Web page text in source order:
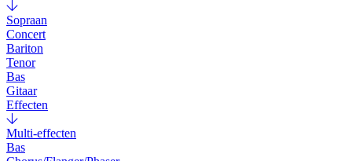
Sopraan
Concert
Bariton
Tenor
Bas
Gitaar
Effecten
Multi-effecten
Bas